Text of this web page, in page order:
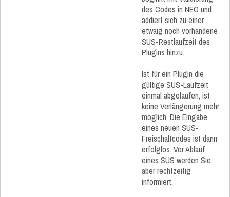
des Codes in NEO und
addiert sich zu einer
etwaig noch vorhandene
SUS-Restlaufzeit des
Plugins hinzu.
Ist für ein Plugin die
gültige SUS-Laufzeit
einmal abgelaufen, ist
keine Verlängerung mehr
möglich. Die Eingabe
eines neuen SUS-
Freischaltcodes ist dann
erfolglos. Vor Ablauf
eines SUS werden Sie
aber rechtzeitig
informiert.